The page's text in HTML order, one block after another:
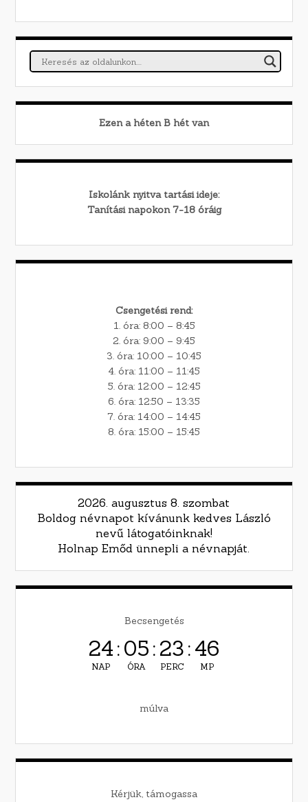
Ezen a héten B hét van
Iskolánk nyitva tartási ideje:
Tanítási napokon 7-18 óráig
Csengetési rend:
1. óra: 8:00 – 8:45
2. óra: 9:00 – 9:45
3. óra: 10:00 – 10:45
4. óra: 11:00 – 11:45
5. óra: 12:00 – 12:45
6. óra: 12:50 – 13:35
7. óra: 14:00 – 14:45
8. óra: 15:00 – 15:45
2026. augusztus 8. szombat
Boldog névnapot kívánunk kedves László
nevű látogatóinknak!
Holnap Emőd ünnepli a névnapját.
Becsengetés
24
NAP
:05
ÓRA
:23
PERC
:44
MP
múlva
Kérjük, támogassa